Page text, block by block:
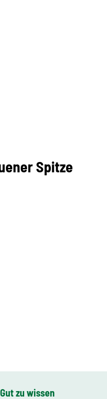
Spitze
Gut zu wissen